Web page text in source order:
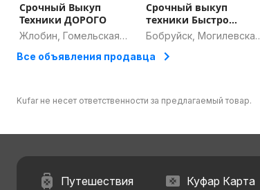
Срочный Выкуп
Техники ДОРОГО
Жлобин, Гомельская
Срочный выкуп
техники Быстро
Дорого
Бобруйск, Могилевская
Все объявления продавца
Kufar не несет ответственности за предлагаемый товар.
Путешествия Куфар Карта